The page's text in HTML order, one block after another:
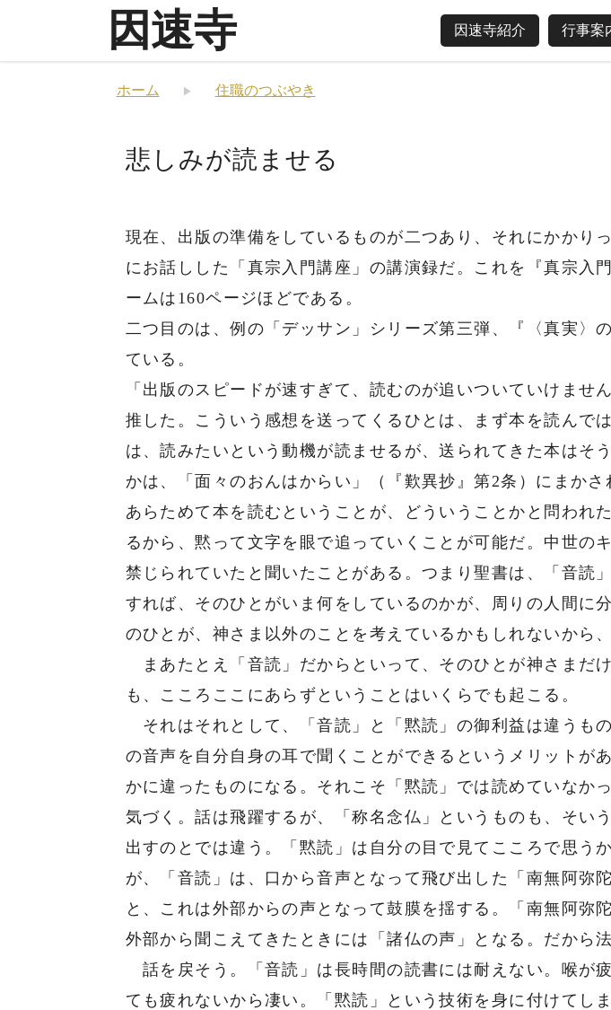
因速寺 因速寺紹介 行事案
ホーム 住職のつぶやき
悲しみが読ませる
現在、出版の準備をしているものが二つあり、それにかかり
にお話しした「真宗入門講座」の講演録だ。これを『真宗入
ームは160ページほどである。
二つ目のは、例の「デッサン」シリーズ第三弾、『〈真実
ている。
「出版のスピードが速すぎて、読むのが追いついていけま
推した。こういう感想を送ってくるひとは、まず本を読んで
は、読みたいという動機が読ませるが、送られてきた本はそ
かは、「面々のおんはからい」（『歎異抄』第2条）にまかさ
あらためて本を読むということが、どういうことかと問われ
るから、黙って文字を眼で追っていくことが可能だ。中世の
禁じられていたと聞いたことがある。つまり聖書は、「音読
すれば、そのひとがいま何をしているのかが、周りの人間に
のひとが、神さま以外のことを考えているかもしれないから
まあたとえ「音読」だからといって、そのひとが神さまだ
も、こころここにあらずということはいくらでも起こる。
それはそれとして、「音読」と「黙読」の御利益は違うも
の音声を自分自身の耳で聞くことができるというメリットが
かに違ったものになる。それこそ「黙読」では読めていなか
気づく。話は飛躍するが、「称名念仏」というものも、そい
出すのとでは違う。「黙読」は自分の目で見てこころで思う
が、「音読」は、口から音声となって飛び出した「南無阿弥
と、これは外部からの声となって鼓膜を揺する。「南無阿弥
外部から聞こえてきたときには「諸仏の声」となる。だから
話を戻そう。「音読」は長時間の読書には耐えない。喉が
ても疲れないから凄い。「黙読」という技術を身に付けてし